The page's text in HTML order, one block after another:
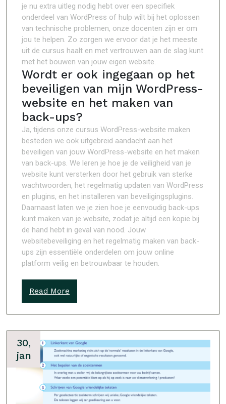
je nu extra uitleg nodig hebt over een specifiek
onderdeel van WordPress of hulp wilt bij het oplossen
van technische problemen, onze docenten zijn er om
jou te helpen. Zo zorgen we ervoor dat je het meeste
uit de cursus haalt en met vertrouwen aan de slag kunt
met het bouwen van jouw eigen website.
Wordt er ook ingegaan op het
beveiligen van mijn WordPress-
website en het maken van
back-ups?
Ja, tijdens onze cursus WordPress-website maken
besteden we ook uitgebreid aandacht aan het
beveiligen van jouw WordPress-website en het maken
van back-ups. We leren je hoe je de veiligheid van je
website kunt versterken door het gebruik van sterke
wachtwoorden, het regelmatig updaten van WordPress
en plugins, en het installeren van beveiligingsplugins.
Daarnaast laten we je zien hoe je eenvoudig back-ups
kunt maken van je website, zodat je altijd een kopie bij
de hand hebt in geval van nood. Jouw
websitebeveiliging en het regelmatig maken van back-
ups zijn essentiële onderdelen om jouw online
platform veilig en betrouwbaar te houden.
Read More
30,
jan